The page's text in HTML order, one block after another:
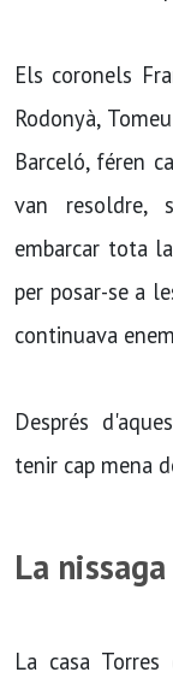
Els coronels
Rodonyà,
Barceló, féren
van resoldre,
embarcar tota
per posar-se a
continuava
Després
tenir cap mena
La
La casa